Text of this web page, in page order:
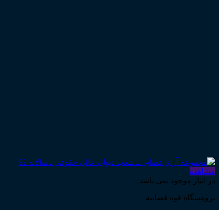
مشاهده
در انبار موجود نمی باشد
پژوهشگاه قوه قضاییه